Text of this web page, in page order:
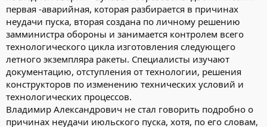
первая -аварийная, которая разбирается в причинах
неудачи пуска, вторая создана по личному решению
замминистра обороны и занимается контролем всего
технологического цикла изготовления следующего
летного экземпляра ракеты. Специалисты изучают
документацию, отступления от технологии, решения
конструкторов по изменению технических условий и
технологических процессов.
Владимир Александрович не стал говорить подробно о
причинах неудачи июльского пуска, хотя, по его словам,